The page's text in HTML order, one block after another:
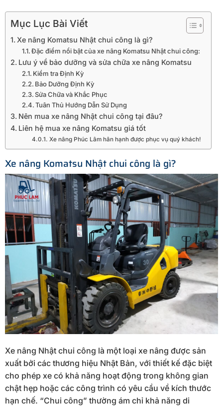
Mục Lục Bài Viết
Xe nâng Komatsu Nhật chui công là gì?
Đặc điểm nổi bật của xe nâng Komatsu Nhật chui công:
Lưu ý về bảo dưỡng và sửa chữa xe nâng Komatsu
Kiểm tra Định Kỳ
Bảo Dưỡng Định Kỳ
Sửa Chữa và Khắc Phục
Tuân Thủ Hướng Dẫn Sử Dụng
Nên mua xe nâng Nhật chui công tại đâu?
Liên hệ mua xe nâng Komatsu giá tốt
Xe nâng Phúc Lâm hân hạnh được phục vụ quý khách!
Xe nâng Komatsu Nhật chui công là gì?
Xe nâng Nhật chui công là một loại xe nâng được sản
xuất bởi các thương hiệu Nhật Bản, với thiết kế đặc biệt
cho phép xe có khả năng hoạt động trong không gian
chật hẹp hoặc các công trình có yêu cầu về kích thước
hạn chế. “Chui công” thường ám chỉ khả năng di